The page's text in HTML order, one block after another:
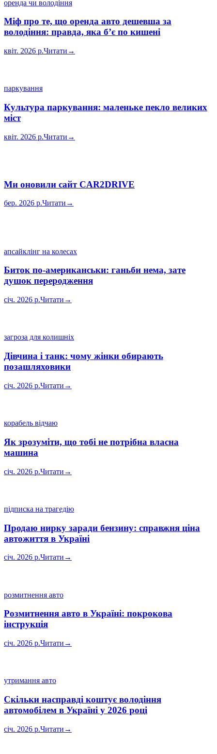
оренда чи володіння
Міф про те, що оренда авто дешевша за
володіння: правда, яка б’є по кишені
квіт. 2026 р.Читати →
паркування
Культура паркування: маленьке пекло великих
міст
квіт. 2026 р.Читати →
Ми оновили сайт CAR2DRIVE
бер. 2026 р.Читати →
апсайклінг на колесах
Биток по-американськи: ганьби нема, зате
душок переродження
січ. 2026 р.Читати →
загроза для колишніх
Дівчина і танк: чому жінки обирають
позашляховики
січ. 2026 р.Читати →
корабель відчаю
Як зрозуміти, що тобі не потрібна власна
машина
січ. 2026 р.Читати →
підписка на трагедію
Продаю нирку заради бензину: справжня ціна
автожиття в Україні
січ. 2026 р.Читати →
розмитнення авто
Розмитнення авто в Україні: покрокова
інструкція
січ. 2026 р.Читати →
утримання авто
Скільки насправді коштує володіння
автомобілем в Україні у 2026 році
січ. 2026 р.Читати →